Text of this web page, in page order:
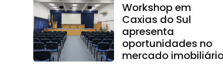
Workshop em
Caxias do Sul
apresenta
oportunidades no
mercado